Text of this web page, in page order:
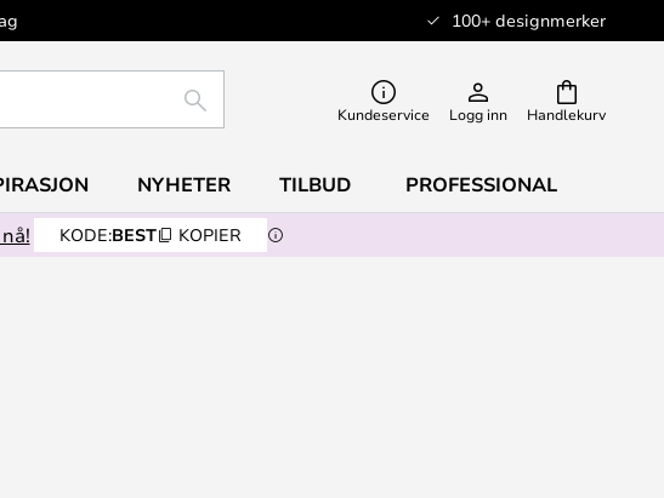
100+ designmerker
Handlekurv
SØK Kundeservice Logg inn
NYHETER TILBUD
PROFESSIONAL
KODE:BEST KOPIER